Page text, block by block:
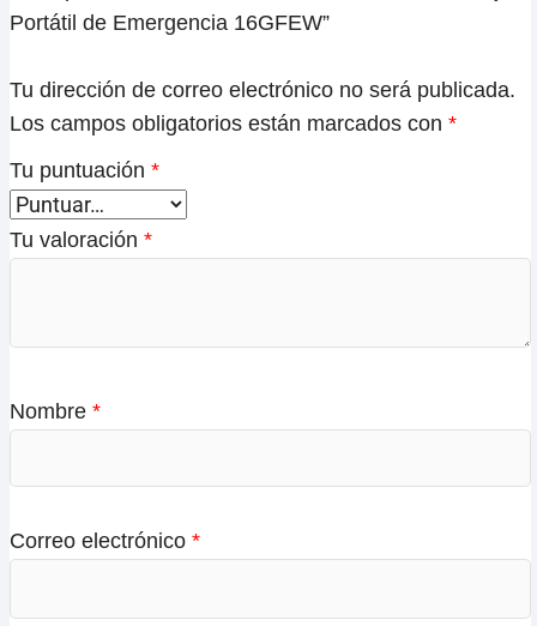
Portátil de Emergencia 16GFEW”
Tu dirección de correo electrónico no será publicada.
Los campos obligatorios están marcados con *
Tu puntuación *
Tu valoración *
Nombre *
Correo electrónico *